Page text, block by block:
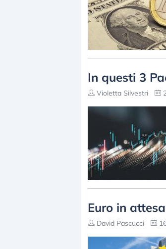
In questi 3
Violetta Silvestri
Euro in
David Pascucci